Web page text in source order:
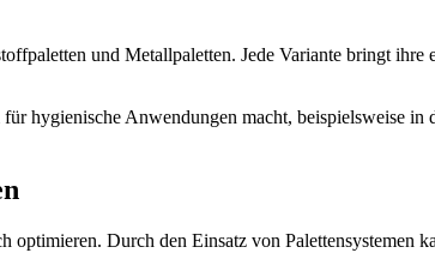
und Metallpaletten. Jede Variante bringt
hygienische Anwendungen macht, beispielsweise
Durch den Einsatz von Palettensystemen